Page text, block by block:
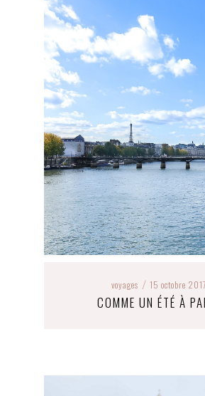
voyages / 15 octobre 2017
COMME UN ÉTÉ À